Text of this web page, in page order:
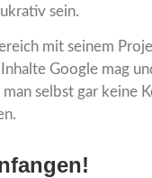
sein.
mit seinem
Google mag
selbst gar keine